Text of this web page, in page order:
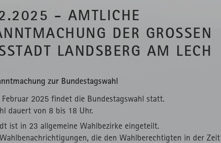
- AMTLICHE
DER GROSSEN K
LANDSBERG AM LECH
zur Bundestagswahl
2025 findet die Bundestagswahl statt.
dauert von 8 bis 18 Uhr.
ist in 23 allgemeine Wahlbezirke eingeteilt.
die den Wahlberechtigten in der